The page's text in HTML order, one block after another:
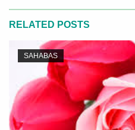
RELATED POSTS
SAHABAS